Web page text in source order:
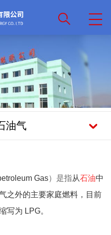
油气
Gas）是指从石油中
之外的主要家庭燃料，目前
写为 LPG。